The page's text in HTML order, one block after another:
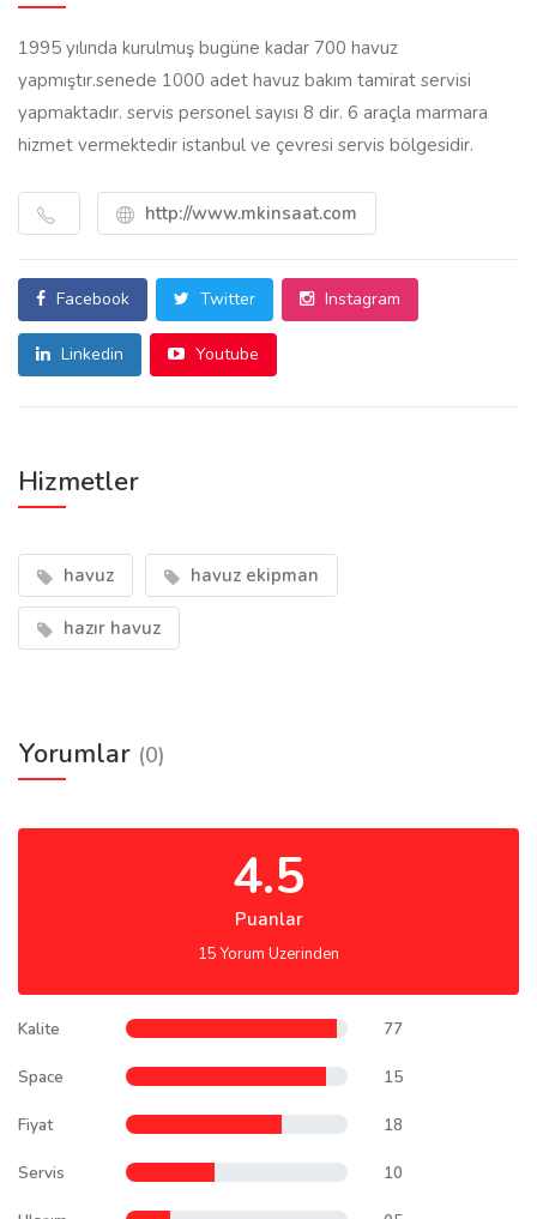
1995 yılında kurulmuş bugüne kadar 700 havuz
yapmıştır.senede 1000 adet havuz bakım tamirat servisi
yapmaktadır. servis personel sayısı 8 dir. 6 araçla marmara
hizmet vermektedir istanbul ve çevresi servis bölgesidir.
http://www.mkinsaat.com
Facebook Twitter Instagram
Linkedin Youtube
Hizmetler
havuz havuz ekipman
hazır havuz
Yorumlar (0)
4.5
Puanlar
15 Yorum Uzerinden
Kalite 77
Space 15
Fiyat 18
Servis 10